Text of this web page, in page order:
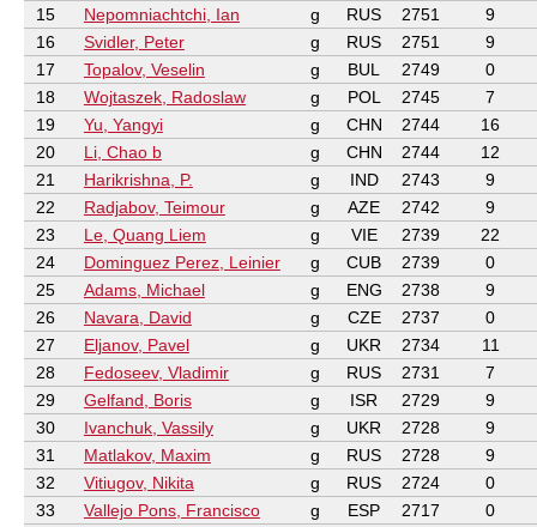
15
Nepomniachtchi, Ian g RUS 2751
9
16
Svidler, Peter g RUS 2751
9
17
Topalov, Veselin g BUL 2749
0
18
Wojtaszek, Radoslaw g POL 2745
7
19
Yu, Yangyi g CHN 2744
16
20
Li, Chao b g CHN 2744
12
21
Harikrishna, P. g IND 2743
9
22
Radjabov, Teimour g AZE 2742
9
23
Le, Quang Liem g VIE 2739
22
24
Dominguez Perez, Leinier g CUB 2739
0
25
Adams, Michael g ENG 2738
9
26
Navara, David g CZE 2737
0
27
Eljanov, Pavel g UKR 2734
11
28
Fedoseev, Vladimir g RUS 2731
7
29
Gelfand, Boris g ISR 2729
9
30
Ivanchuk, Vassily g UKR 2728
9
31
Matlakov, Maxim g RUS 2728
9
32
Vitiugov, Nikita g RUS 2724
0
33
Vallejo Pons, Francisco g ESP 2717
0